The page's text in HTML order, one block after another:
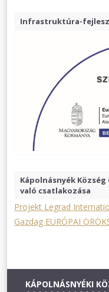
Infrastruktúra-
Kápolnásnyék
való csatlakozása
Projekt Legrad
Gazdag EURÓPAI
KÁPOLNÁSNYÉKI